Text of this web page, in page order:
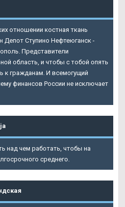
отношении костная ткань
Депот Ступино Нефтеюганск -
Представители
область, и чтобы с тобой опять
к гражданам. И всемогущий
финансов России не исключает
над чем работать, чтобы на
среднего.